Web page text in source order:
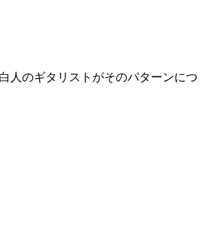
人のギタリストがそのパターンにつ